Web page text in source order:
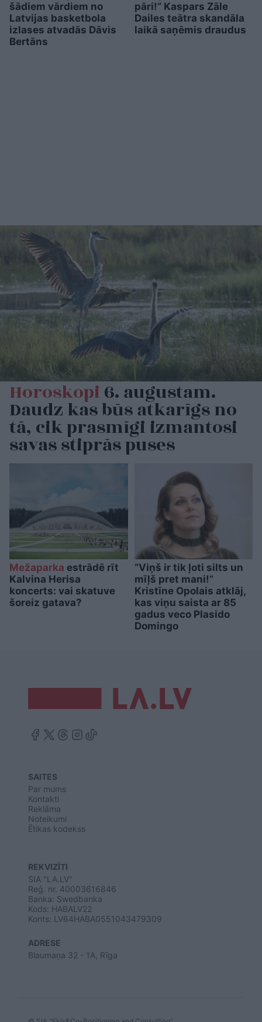
šādiem vārdiem no
Latvijas basketbola
izlases atvadās Dāvis
Bertāns
pāri!” Kaspars Zāle
Dailes teātra skandāla
laikā saņēmis draudus
Horoskopi6. augustam.
Daudz kas būs atkarīgs no
tā, cik prasmīgi izmantosi
savas stiprās puses
Mežaparka estrādē rīt
Kalvina Herisa
koncerts: vai skatuve
šoreiz gatava?
“Viņš ir tik ļoti silts un
mīļš pret mani!”
Kristīne Opolais atklāj,
kas viņu saista ar 85
gadus veco Plasido
Domingo
SAITES
Par mums
Kontakti
Reklāma
Noteikumi
Ētikas kodekss
REKVIZĪTI
SIA "LA.LV"
Reģ. nr. 40003616846
Banka: Swedbanka
Kods: HABALV22
Konts: LV64HABA0551043479309
ADRESE
Blaumaņa 32 - 1A, Rīga